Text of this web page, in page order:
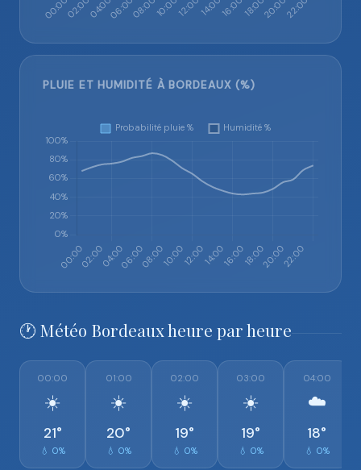
PLUIE ET HUMIDITÉ À BORDEAUX (%)
🕐 Météo Bordeaux heure par heure
00:00
☀️
21°
💧 0%
01:00
☀️
20°
💧 0%
02:00
☀️
19°
💧 0%
03:00
☀️
19°
💧 0%
04:00
☁️
18°
💧 0%